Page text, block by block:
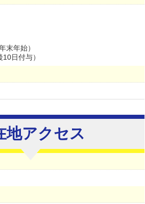
末年始）
日付与）
地アクセス